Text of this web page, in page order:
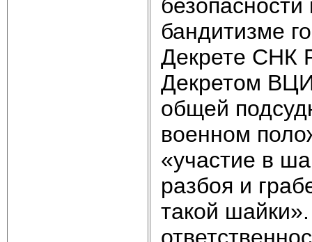
бандитизме
Декрете СНК
Декретом
общей
военном
«участие в
разбоя и
такой